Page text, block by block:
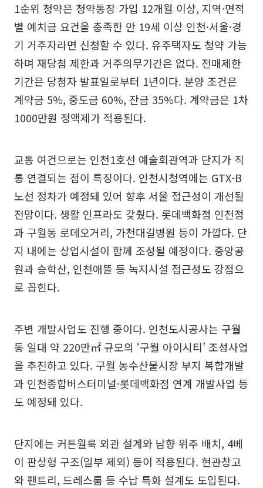
1순위 청약은 청약통장 가입 12개월 이상, 지역·면적
별 예치금 요건을 충족한 만 19세 이상 인천·서울·경
기 거주자라면 신청할 수 있다. 유주택자도 청약 가능
하며 재당첨 제한과 거주의무기간은 없다. 전매제한
기간은 당첨자 발표일로부터 1년이다. 분양 조건은
계약금 5%, 중도금 60%, 잔금 35%다. 계약금은 1차
1000만원 정액제가 적용된다.
교통 여건으로는 인천1호선 예술회관역과 단지가 직
통 연결되는 점이 특징이다. 인천시청역에는 GTX-B
노선 정차가 예정돼 있어 향후 서울 접근성이 개선될
전망이다. 생활 인프라도 갖췄다. 롯데백화점 인천점
과 구월동 로데오거리, 가천대길병원 등이 가깝다. 단
지 내에는 상업시설이 함께 조성될 예정이다. 중앙공
원과 승학산, 인천애뜰 등 녹지시설 접근성도 강점으
로 꼽힌다.
주변 개발사업도 진행 중이다. 인천도시공사는 구월
동 일대 약 220만㎡ 규모의 ‘구월 아이시티’ 조성사업
을 추진하고 있다. 구월 농수산물시장 부지 복합개발
과 인천종합버스터미널·롯데백화점 연계 개발사업 등
도 예정돼 있다.
단지에는 커튼월룩 외관 설계와 남향 위주 배치, 4베
이 판상형 구조(일부 제외) 등이 적용된다. 현관창고
와 팬트리, 드레스룸 등 수납 특화 설계도 도입된다.